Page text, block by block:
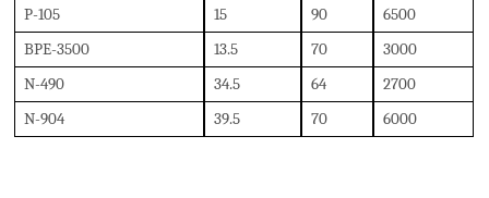
P-105 15 90 6500
BPE-3500
13.5 70 3000
N-490 34.5 64 2700
N-904 39.5 70 6000